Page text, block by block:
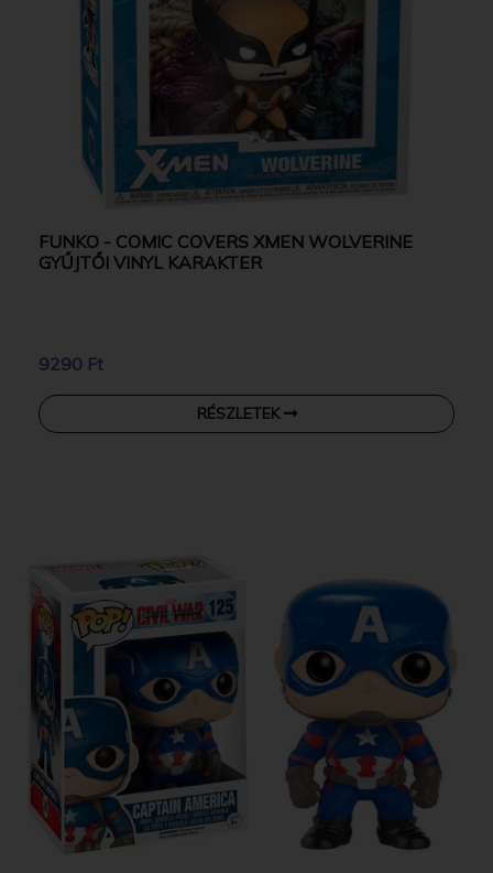
FUNKO - COMIC COVERS XMEN WOLVERINE
GYŰJTŐI VINYL KARAKTER
9290 Ft
RÉSZLETEK